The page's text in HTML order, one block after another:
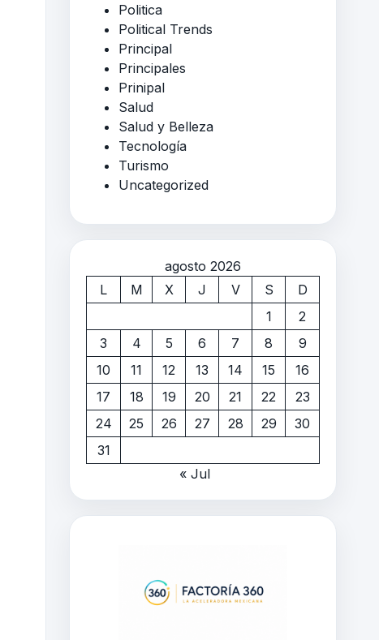
Politica
Political Trends
Principal
Principales
Prinipal
Salud
Salud y Belleza
Tecnología
Turismo
Uncategorized
agosto 2026
L
M X J V S
D
1
2
3
4 5 6 7 8
9
10
11 12 13 14 15
16
17
18 19 20 21 22
23
24
25 26 27 28 29
30
31
« Jul